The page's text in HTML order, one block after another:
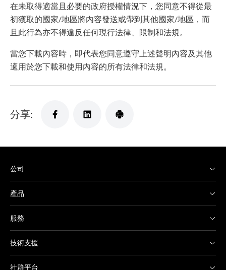
在未取得適當且必要的政府授權情況下，您同意不得從最
初獲取的國家/地區將內容發送或帶到其他國家/地區，而
且此行為亦不得違反任何現行法律、限制和法規。
當您下載內容時，即代表您同意遵守上述聲明內容及其他
適用於您下載和使用內容的所有法律和法規。
分享:
公司
產品
服務
技術支援
社群平台